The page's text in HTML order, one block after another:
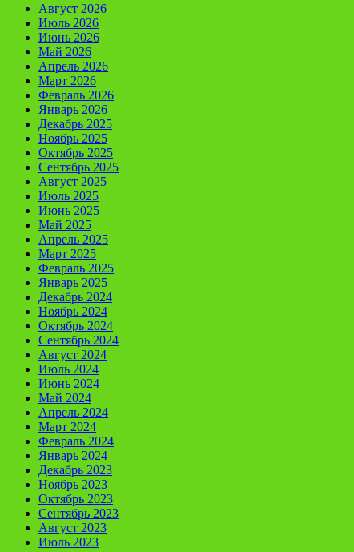
Август 2026
Июль 2026
Июнь 2026
Май 2026
Апрель 2026
Март 2026
Февраль 2026
Январь 2026
Декабрь 2025
Ноябрь 2025
Октябрь 2025
Сентябрь 2025
Август 2025
Июль 2025
Июнь 2025
Май 2025
Апрель 2025
Март 2025
Февраль 2025
Январь 2025
Декабрь 2024
Ноябрь 2024
Октябрь 2024
Сентябрь 2024
Август 2024
Июль 2024
Июнь 2024
Май 2024
Апрель 2024
Март 2024
Февраль 2024
Январь 2024
Декабрь 2023
Ноябрь 2023
Октябрь 2023
Сентябрь 2023
Август 2023
Июль 2023